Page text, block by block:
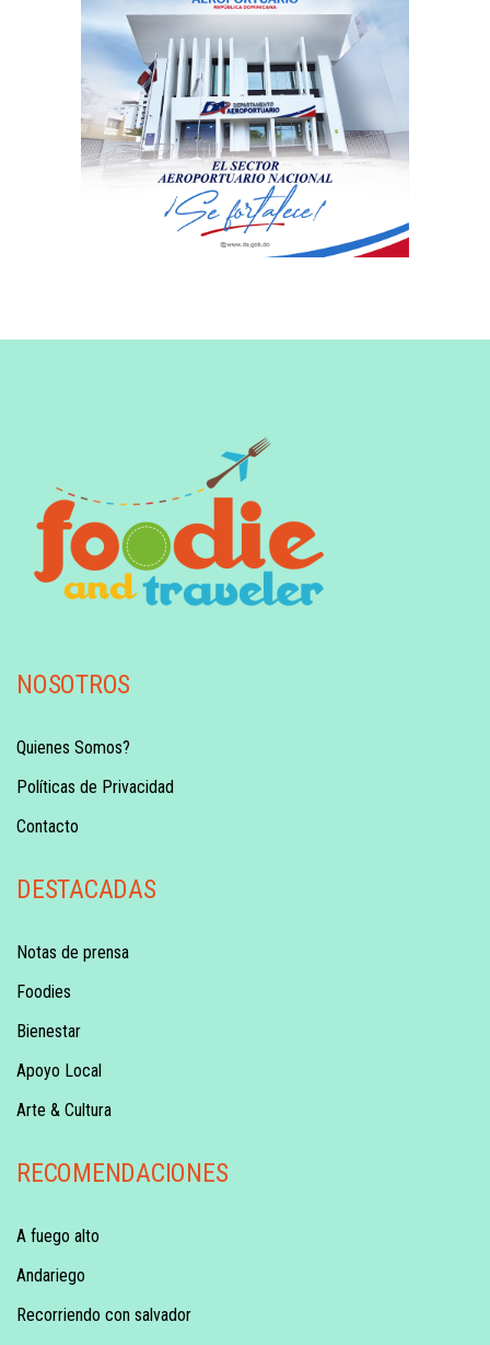
NOSOTROS
Quienes Somos?
Políticas de Privacidad
Contacto
DESTACADAS
Notas de prensa
Foodies
Bienestar
Apoyo Local
Arte & Cultura
RECOMENDACIONES
A fuego alto
Andariego
Recorriendo con salvador